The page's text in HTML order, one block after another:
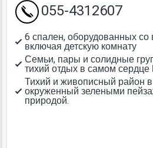
6 спален, оборудованных со
включая детскую комнату
Семьи, пары и солидные
тихий отдых в самом
Тихий и живописный район
окруженный зелеными
природой.
055-4312607